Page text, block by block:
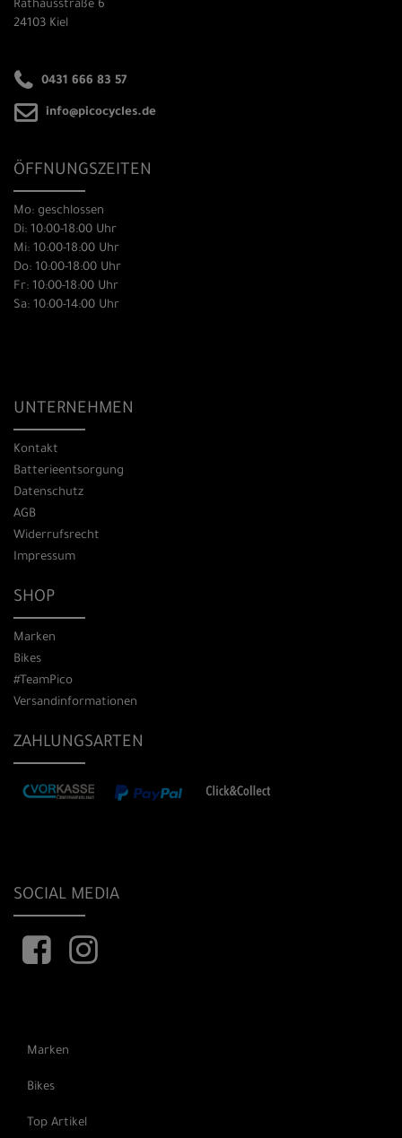
Rathausstraße 6
24103 Kiel
0431 666 83 57
info@picocycles.de
ÖFFNUNGSZEITEN
Mo: geschlossen
Di: 10:00-18:00 Uhr
Mi: 10:00-18:00 Uhr
Do: 10:00-18:00 Uhr
Fr: 10:00-18:00 Uhr
Sa: 10:00-14:00 Uhr
UNTERNEHMEN
Kontakt
Batterieentsorgung
Datenschutz
AGB
Widerrufsrecht
Impressum
SHOP
Marken
Bikes
#TeamPico
Versandinformationen
ZAHLUNGSARTEN
SOCIAL MEDIA
Marken
Bikes
Top Artikel